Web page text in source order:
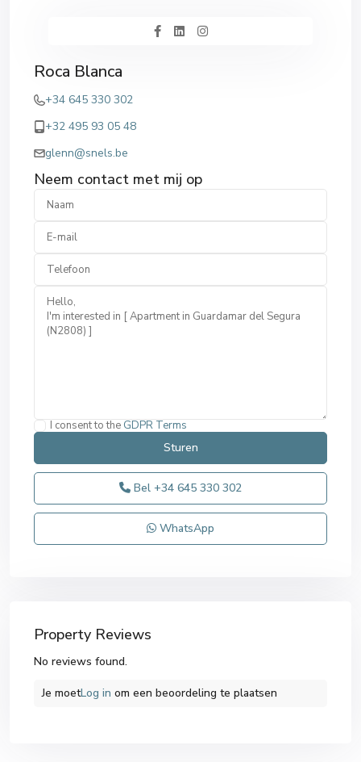
Roca Blanca
+34 645 330 302
+32 495 93 05 48
glenn@snels.be
Neem contact met mij op
I consent to the GDPR Terms
Bel +34 645 330 302
WhatsApp
Property Reviews
No reviews found.
Je moetLog in om een ​​beoordeling te plaatsen